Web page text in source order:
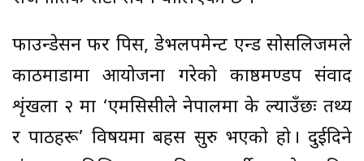
फाउन्डेसन फर पिस, डेभलपमेन्ट एन्ड सोसलिजमले
काठमाडौंमा आयोजना गरेको काष्ठमण्डप संवाद
शृंखला २ मा ‘एमसिसीले नेपालमा के ल्याउँछः तथ्य
र पाठहरू’ विषयमा बहस सुरु भएको हो । दुईदिने